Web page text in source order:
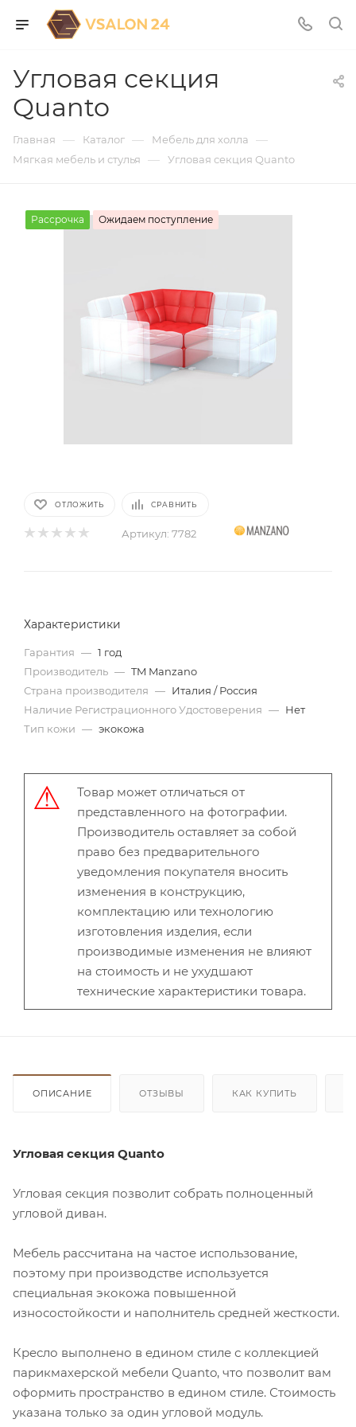
Угловая секция
Quanto
Главная — Каталог — Мебель для холла —
Мягкая мебель и стулья — Угловая секция Quanto
Рассрочка Ожидаем поступление
ОТЛОЖИТЬ СРАВНИТЬ
Артикул: 7782
Характеристики
Гарантия — 1 год
Производитель — TM Manzano
Страна производителя — Италия / Россия
Наличие Регистрационного Удостоверения — Нет
Тип кожи — экокожа
Товар может отличаться от
представленного на фотографии.
Производитель оставляет за собой
право без предварительного
уведомления покупателя вносить
изменения в конструкцию,
комплектацию или технологию
изготовления изделия, если
производимые изменения не влияют
на стоимость и не ухудшают
технические характеристики товара.
ОПИСАНИЕ ОТЗЫВЫ КАК КУПИТЬ
Угловая секция Quanto
Угловая секция позволит собрать полноценный
угловой диван.
Мебель рассчитана на частое использование,
поэтому при производстве используется
специальная экокожа повышенной
износостойкости и наполнитель средней жесткости.
Кресло выполнено в едином стиле с коллекцией
парикмахерской мебели Quanto, что позволит вам
оформить пространство в едином стиле. Стоимость
указана только за один угловой модуль.